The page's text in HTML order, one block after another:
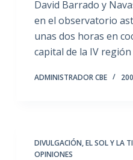
David Barrado y
en el observatorio
unas dos horas en
capital de la IV
ADMINISTRADOR CBE
DIVULGACIÓN,EL SOL Y LA
OPINIONES